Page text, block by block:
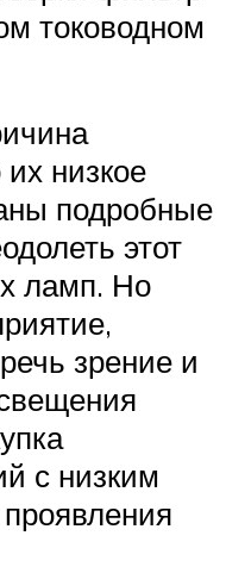
тоководном
низкое
подробные
этот
ламп. Но
зрение и
с низким